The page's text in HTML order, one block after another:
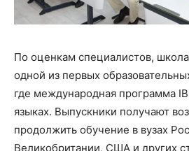
По оценкам специалистов, школа
одной из первых
где международная программа
языках. Выпускники получают
продолжить обучение в вузах
Великобритании, США и других